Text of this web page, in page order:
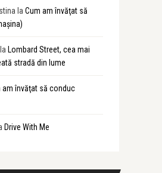
la Cum am învăţat să
la Lombard Street, cea mai
stradă din lume
am învăţat să conduc
Drive With Me